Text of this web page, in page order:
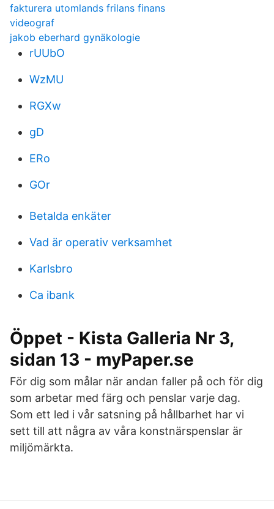
fakturera utomlands frilans finans
videograf
jakob eberhard gynäkologie
rUUbO
WzMU
RGXw
gD
ERo
GOr
Betalda enkäter
Vad är operativ verksamhet
Karlsbro
Ca ibank
Öppet - Kista Galleria Nr 3,
sidan 13 - myPaper.se
För dig som målar när andan faller på och för dig
som arbetar med färg och penslar varje dag.
Som ett led i vår satsning på hållbarhet har vi
sett till att några av våra konstnärspenslar är
miljömärkta.